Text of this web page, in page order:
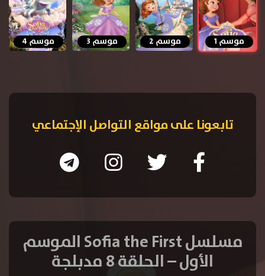
موسم 1 موسم 2 موسم 3 موسم 4
تابعونا على مواقع التواصل الإجتماعي
مسلسل Sofia the First الموسم
الأول – الحلقة 8 مدبلجة